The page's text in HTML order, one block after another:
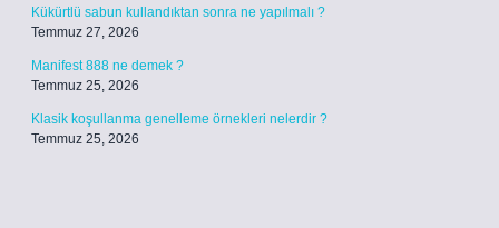
Kükürtlü sabun kullandıktan sonra ne yapılmalı ?
Temmuz 27, 2026
Manifest 888 ne demek ?
Temmuz 25, 2026
Klasik koşullanma genelleme örnekleri nelerdir ?
Temmuz 25, 2026